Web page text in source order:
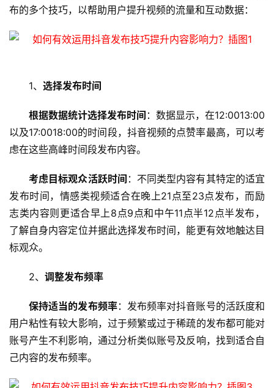
布的多个技巧，以帮助用户提升视频的流量和互动数据：
1、 选择发布时间
根据数据统计选择发布时间 ：数据显示，在12:0013:00
以及17:0018:00的时间段，抖音视频的点赞率最高，可以考
虑在这些高峰时间段发布内容。
考虑目标观众活跃时间 ：不同类型内容有其特定的适宜
发布时间，情感类视频适合在晚上21点至23点发布，而励
志类内容则更适合早上8点9点和中午11点半12点半发布，
了解自身内容定位并据此选择发布时间，能更有效地触达目
标观众。
2、 调整发布频率
保持适当的发布频率：发布频率对抖音账号的活跃度和
用户粘性有较大影响，过于频繁或过于稀疏的发布都可能对
账号产生不利影响，通过分析类似账号及反响，找到适合自
己内容的发布频率。